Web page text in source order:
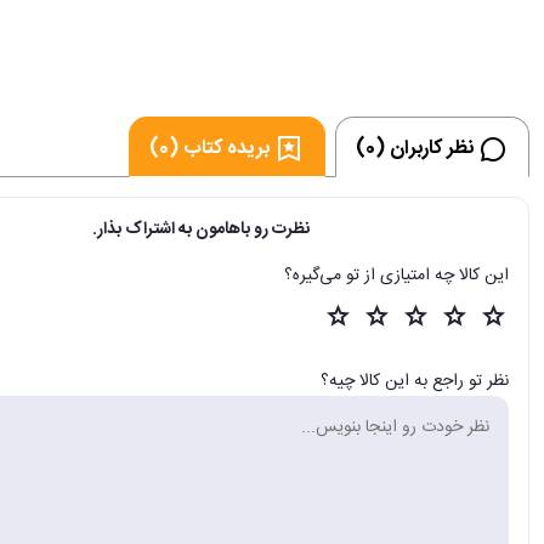
نظر کاربران (0) بریده کتاب (0)
نظرت رو باهامون به اشتراک بذار.
این کالا چه امتیازی از تو می‌گیره؟
نظر تو راجع به این کالا چیه؟